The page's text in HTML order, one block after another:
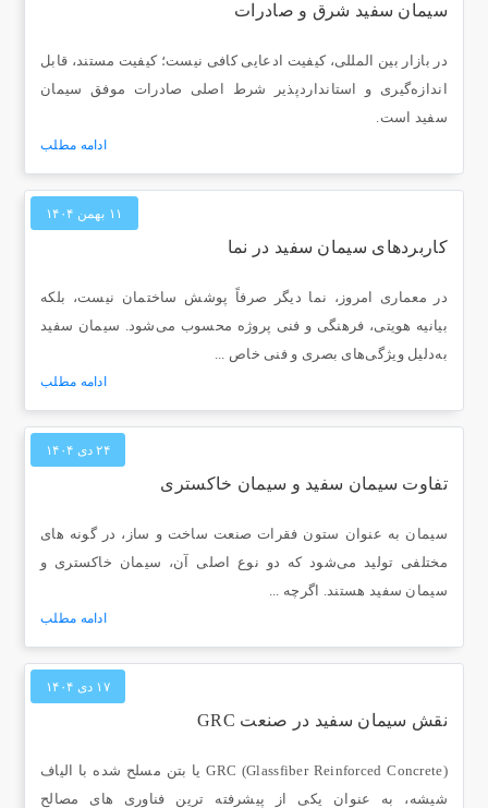
سیمان سفید شرق و صادرات
در بازار بین ‌المللی، کیفیت ادعایی کافی نیست؛ کیفیت مستند، قابل
اندازه‌گیری و استانداردپذیر شرط اصلی صادرات موفق سیمان
سفید است.
ادامه مطلب
۱۱ بهمن ۱۴۰۴
کاربردهای سیمان سفید در نما
در معماری امروز، نما دیگر صرفاً پوشش ساختمان نیست، بلکه
بیانیه هویتی، فرهنگی و فنی پروژه محسوب می‌شود. سیمان سفید
به‌دلیل ویژگی‌های بصری و فنی خاص ...
ادامه مطلب
۲۴ دی ۱۴۰۴
تفاوت سیمان سفید و سیمان خاکستری
سیمان به ‌عنوان ستون فقرات صنعت ساخت ‌و ساز، در گونه ‌های
مختلفی تولید می‌شود که دو نوع اصلی آن، سیمان خاکستری و
سیمان سفید هستند. اگرچه ...
ادامه مطلب
۱۷ دی ۱۴۰۴
نقش سیمان سفید در صنعت GRC
GRC (Glassfiber Reinforced Concrete) یا بتن مسلح‌ شده با الیاف
شیشه، به ‌عنوان یکی از پیشرفته‌ ترین فناوری ‌های مصالح